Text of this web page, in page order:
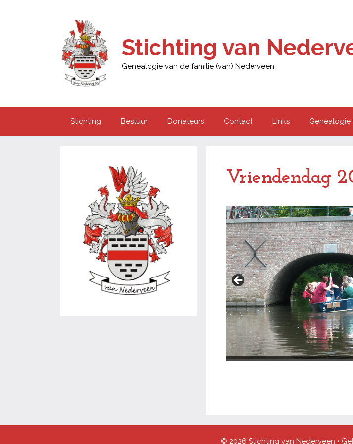
Stichting van
Genealogie van de familie (van) Nederveen
Stichting Bestuur Donateurs Contact Links Genealogie
Vriendendag
© 2026 Stichting van Nederveen •